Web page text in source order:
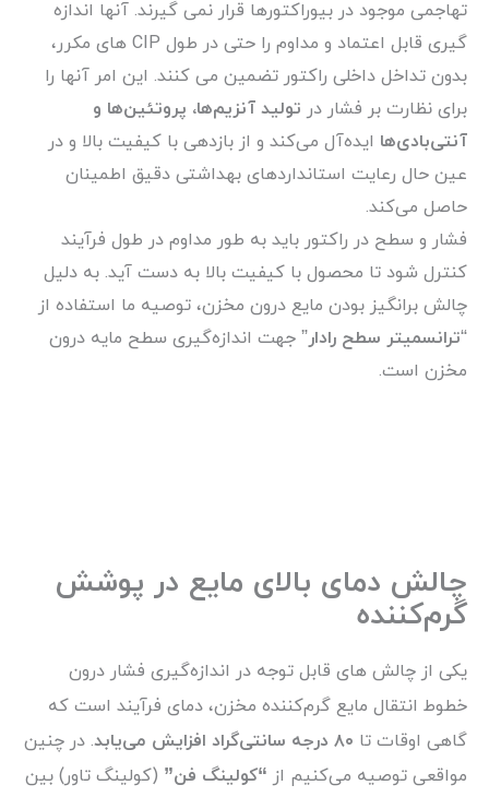
تهاجمی موجود در بیوراکتورها قرار نمی گیرند. آنها اندازه
گیری قابل اعتماد و مداوم را حتی در طول CIP های مکرر،
بدون تداخل داخلی راکتور تضمین می کنند. این امر آنها را
برای نظارت بر فشار در تولید آنزیم‌ها، پروتئین‌ها و
آنتی‌بادی‌ها ایده‌آل می‌کند و از بازدهی با کیفیت بالا و در
عین حال رعایت استانداردهای بهداشتی دقیق اطمینان
حاصل می‌کند.
فشار و سطح در راکتور باید به طور مداوم در طول فرآیند
کنترل شود تا محصول با کیفیت بالا به دست آید. به دلیل
چالش برانگیز بودن مایع درون مخزن، توصیه ما استفاده از
“ترانسمیتر سطح رادار” جهت اندازه‌گیری سطح مایه درون
مخزن است.
چالش دمای بالای مایع در پوشش
گرم‌کننده
یکی از چالش های قابل توجه در اندازه‌گیری فشار درون
خطوط انتقال مایع گرم‌کننده مخزن، دمای فرآیند است که
گاهی اوقات تا
. در چنین
مواقعی توصیه می‌کنیم از “کولینگ فن” (کولینگ تاور) بین